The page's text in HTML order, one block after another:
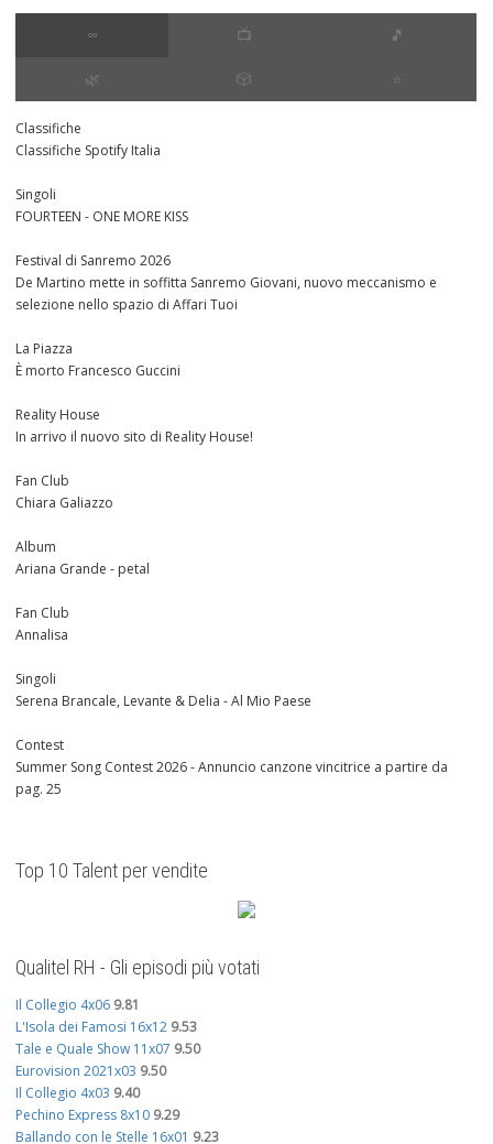
∞ 📺 🎵
🌿 🎲 ⭐️
Classifiche
Classifiche Spotify Italia
Singoli
FOURTEEN - ONE MORE KISS
Festival di Sanremo 2026
De Martino mette in soffitta Sanremo Giovani, nuovo meccanismo e
selezione nello spazio di Affari Tuoi
La Piazza
È morto Francesco Guccini
Reality House
In arrivo il nuovo sito di Reality House!
Fan Club
Chiara Galiazzo
Album
Ariana Grande - petal
Fan Club
Annalisa
Singoli
Serena Brancale, Levante & Delia - Al Mio Paese
Contest
Summer Song Contest 2026 - Annuncio canzone vincitrice a partire da
pag. 25
Top 10 Talent per vendite
Qualitel RH - Gli episodi più votati
Il Collegio 4x06 9.81
L'Isola dei Famosi 16x12 9.53
Tale e Quale Show 11x07 9.50
Eurovision 2021x03 9.50
Il Collegio 4x03 9.40
Pechino Express 8x10 9.29
Ballando con le Stelle 16x01 9.23